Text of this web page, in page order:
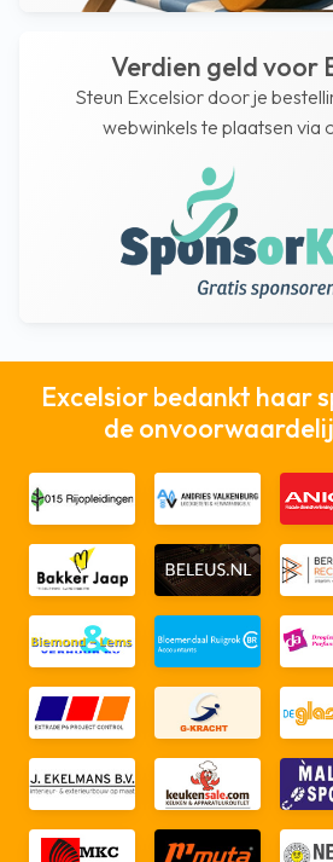
Verdien geld voor
Steun Excelsior door je
webwinkels te plaatsen via
Excelsior bedankt haar
de